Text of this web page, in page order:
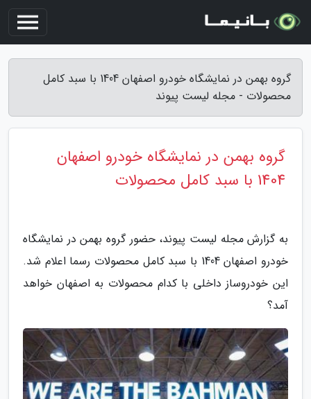
گروه بهمن در نمایشگاه خودرو اصفهان 1404 با سبد کامل
محصولات - مجله لیست پیوند
گروه بهمن در نمایشگاه خودرو اصفهان
1404 با سبد کامل محصولات
به گزارش مجله لیست پیوند، حضور گروه بهمن در نمایشگاه
خودرو اصفهان 1404 با سبد کامل محصولات رسما اعلام شد.
این خودروساز داخلی با کدام محصولات به اصفهان خواهد
آمد؟